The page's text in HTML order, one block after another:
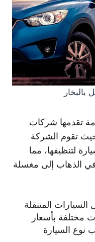
تقدمها شركات
تقوم الشركة
لتنظيفها، مما
الذهاب إلى مغسلة
المتنقلة
مختلفة بأسعار
نوع السيارة